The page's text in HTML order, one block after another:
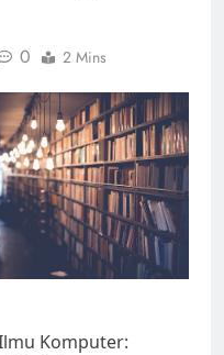
0 2 Mins
Komputer: